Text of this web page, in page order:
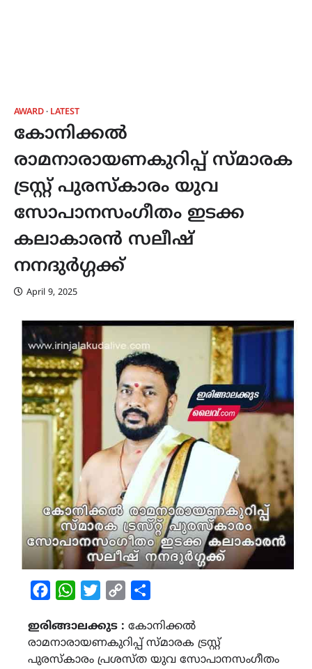
AWARD LATEST
കോനിക്കൽ
രാമനാരായണകുറിപ്പ് സ്മാരക
ട്രസ്റ്റ് പുരസ്‌കാരം യുവ
സോപാനസംഗീതം ഇടക്ക
കലാകാരൻ സലീഷ്
നനദുർഗ്ഗക്ക്
April 9, 2025
FacebookWhatsAppTwitterCopy
ഇരിങ്ങാലക്കുട : കോനിക്കൽ
രാമനാരായണകുറിപ്പ് സ്മാരക ട്രസ്റ്റ്
പുരസ്‌കാരം പ്രശസ്ത യുവ സോപാനസംഗീതം